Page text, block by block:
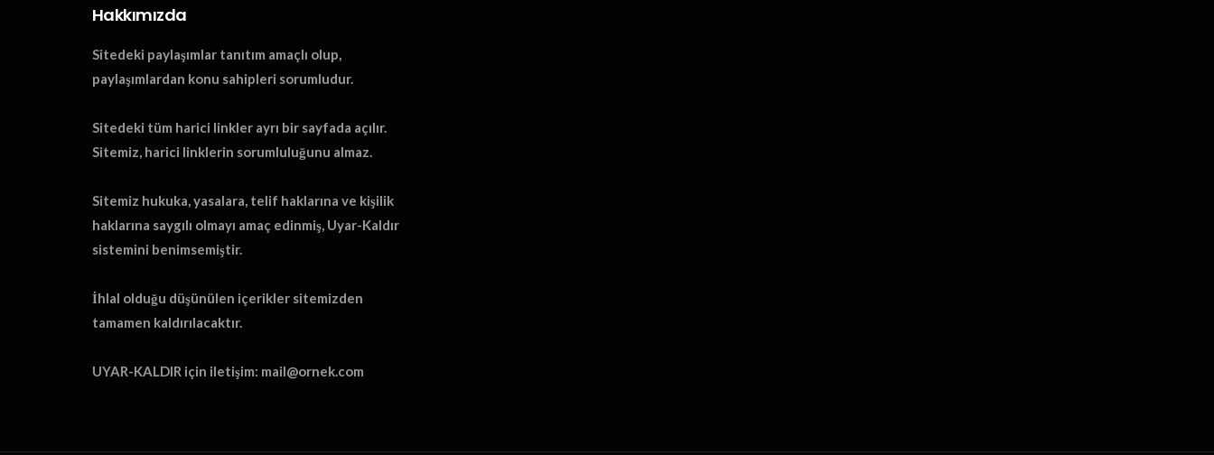
Hakkımızda
Sitedeki paylaşımlar tanıtım amaçlı olup,
paylaşımlardan konu sahipleri sorumludur.
Sitedeki tüm harici linkler ayrı bir sayfada açılır.
Sitemiz, harici linklerin sorumluluğunu almaz.
Sitemiz hukuka, yasalara, telif haklarına ve kişilik
haklarına saygılı olmayı amaç edinmiş, Uyar-Kaldır
sistemini benimsemiştir.
İhlal olduğu düşünülen içerikler sitemizden
tamamen kaldırılacaktır.
UYAR-KALDIR için iletişim: mail@ornek.com